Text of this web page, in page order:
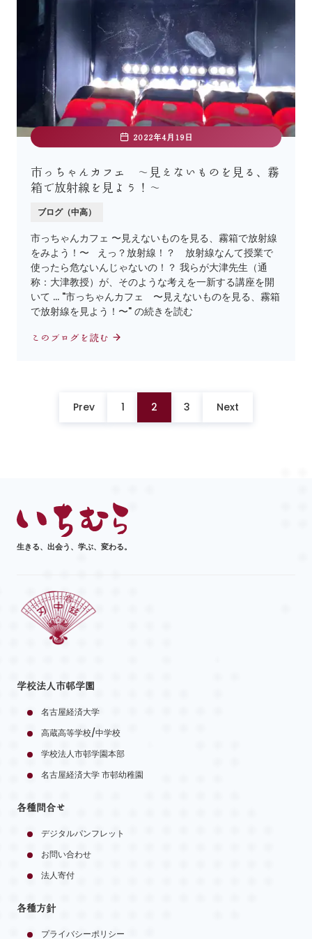
2022年4月19日
市っちゃんカフェ 〜見えないものを見る、霧
箱で放射線を見よう！〜
ブログ（中高）
市っちゃんカフェ 〜見えないものを見る、霧箱で放射線
をみよう！〜 えっ？放射線！？ 放射線なんて授業で
使ったら危ないんじゃないの！？ 我らが大津先生（通
称：大津教授）が、そのような考えを一新する講座を開
いて … "市っちゃんカフェ 〜見えないものを見る、霧箱
で放射線を見よう！〜" の続きを読む
このブログを読む
Prev 1 2 3 Next
生きる、出会う、学ぶ、変わる。
学校法人市邨学園
名古屋経済大学
高蔵高等学校/中学校
学校法人市邨学園本部
名古屋経済大学 市邨幼稚園
各種問合せ
デジタルパンフレット
お問い合わせ
法人寄付
各種方針
プライバシーポリシー